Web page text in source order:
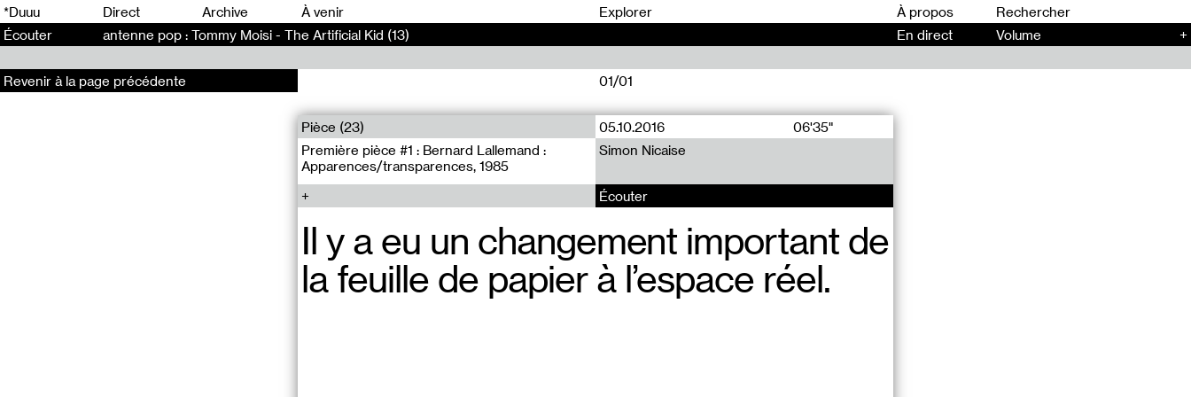
*Duuu Direct Archive À venir Explorer
À propos
Écouter
antenne pop : Tommy Moisi - The Artificial Kid (13) En direct Volume +
01/01
Pièce (23) 05.10.2016
06'35"
Première pièce #1 : Bernard Lallemand :
Apparences/transparences, 1985
Simon Nicaise
Écouter
Il y a eu un changement important de
la feuille de papier à l’espace réel.
Revenir à la page précédente
00 00